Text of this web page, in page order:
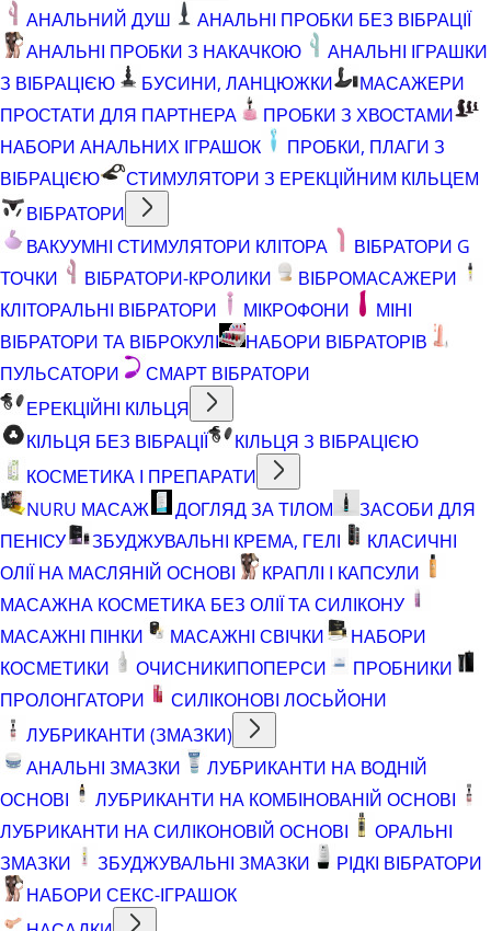
АНАЛЬНИЙ ДУШ
АНАЛЬНІ ПРОБКИ БЕЗ ВІБРАЦІЇ
АНАЛЬНІ ПРОБКИ З НАКАЧКОЮ
АНАЛЬНІ ІГРАШКИ
З ВІБРАЦІЄЮ
БУСИНИ, ЛАНЦЮЖКИ
МАСАЖЕРИ
ПРОСТАТИ ДЛЯ ПАРТНЕРА
ПРОБКИ З ХВОСТАМИ
НАБОРИ АНАЛЬНИХ ІГРАШОК
ПРОБКИ, ПЛАГИ З
ВІБРАЦІЄЮ
СТИМУЛЯТОРИ З ЕРЕКЦІЙНИМ КІЛЬЦЕМ
ВІБРАТОРИ
ВАКУУМНІ СТИМУЛЯТОРИ КЛІТОРА
ВІБРАТОРИ G
ТОЧКИ
ВІБРАТОРИ-КРОЛИКИ
ВІБРОМАСАЖЕРИ
КЛІТОРАЛЬНІ ВІБРАТОРИ
МІКРОФОНИ
МІНІ
ВІБРАТОРИ ТА ВІБРОКУЛІ
НАБОРИ ВІБРАТОРІВ
ПУЛЬСАТОРИ
СМАРТ ВІБРАТОРИ
ЕРЕКЦІЙНІ КІЛЬЦЯ
КІЛЬЦЯ БЕЗ ВІБРАЦІЇ
КІЛЬЦЯ З ВІБРАЦІЄЮ
КОСМЕТИКА І ПРЕПАРАТИ
NURU МАСАЖ
ДОГЛЯД ЗА ТІЛОМ
ЗАСОБИ ДЛЯ
ПЕНІСУ
ЗБУДЖУВАЛЬНІ КРЕМА, ГЕЛІ
КЛАСИЧНІ
ОЛІЇ НА МАСЛЯНІЙ ОСНОВІ
КРАПЛІ І КАПСУЛИ
МАСАЖНА КОСМЕТИКА БЕЗ ОЛІЇ ТА СИЛІКОНУ
МАСАЖНІ ПІНКИ
МАСАЖНІ СВІЧКИ
НАБОРИ
КОСМЕТИКИ
ОЧИСНИКИПОПЕРСИ
ПРОБНИКИ
ПРОЛОНГАТОРИ
СИЛІКОНОВІ ЛОСЬЙОНИ
ЛУБРИКАНТИ (ЗМАЗКИ)
АНАЛЬНІ ЗМАЗКИ
ЛУБРИКАНТИ НА ВОДНІЙ
ОСНОВІ
ЛУБРИКАНТИ НА КОМБІНОВАНІЙ ОСНОВІ
ЛУБРИКАНТИ НА СИЛІКОНОВІЙ ОСНОВІ
ОРАЛЬНІ
ЗМАЗКИ
ЗБУДЖУВАЛЬНІ ЗМАЗКИ
РІДКІ ВІБРАТОРИ
НАБОРИ СЕКС-ІГРАШОК